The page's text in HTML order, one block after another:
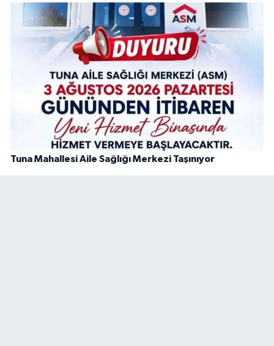
Tuna Mahallesi Aile Sağlığı Merkezi Taşınıyor